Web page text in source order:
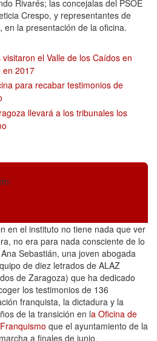
Rivarés; las concejalas del PSOE
Crespo, y representantes de
en la presentación de la oficina.
el Valle de los Caídos en
en 2017
para recabar testimonios de
llevará a los tribunales los
en el instituto no tiene nada que ver
no era para nada consciente de lo
Sebastián, una joven abogada
de diez letrados de ALAZ
de Zaragoza) que ha dedicado
los testimonios de 136
franquista, la dictadura y la
de la transición en la Oficina de
que el ayuntamiento de la
a finales de junio.